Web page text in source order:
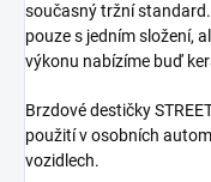
současný tržní
pouze s jedním složení,
výkonu nabízíme buď
Brzdové destičky
použití v osobních
vozidlech.